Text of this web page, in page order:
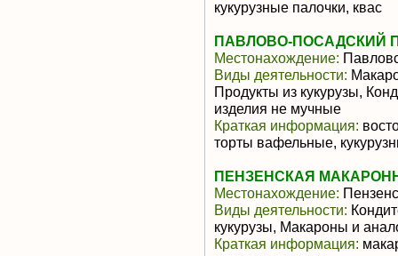
кукурузные палочки, квас
ПАВЛОВО-ПОСАДСКИЙ
Местонахождение:
Виды деятельности:
Продукты из кукурузы,
изделия не мучные
Краткая информация:
торты вафельные,
ПЕНЗЕНСКАЯ
Местонахождение:
Виды деятельности:
кукурузы, Макароны и
Краткая информация: